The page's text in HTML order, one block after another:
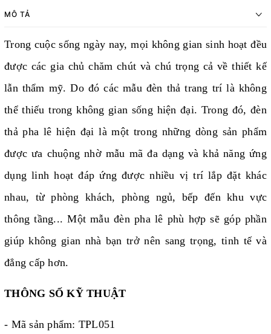
MÔ TẢ
Trong cuộc sống ngày nay, mọi không gian sinh hoạt đều
được các gia chủ chăm chút và chú trọng cả về thiết kế
lẫn thẩm mỹ. Do đó các mẫu đèn thả trang trí là không
thể thiếu trong không gian sống hiện đại. Trong đó, đèn
thả pha lê hiện đại là một trong những dòng sản phẩm
được ưa chuộng nhờ mẫu mã đa dạng và khả năng ứng
dụng linh hoạt đáp ứng được nhiều vị trí lắp đặt khác
nhau, từ phòng khách, phòng ngủ, bếp đến khu vực
thông tầng... Một mẫu đèn pha lê phù hợp sẽ góp phần
giúp không gian nhà bạn trở nên sang trọng, tinh tế và
đẳng cấp hơn.
THÔNG SỐ KỸ THUẬT
- Mã sản phẩm: TPL051